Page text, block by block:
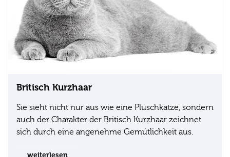
Britisch Kurzhaar
Sie sieht nicht nur aus wie eine Plüschkatze, sondern
auch der Charakter der Britisch Kurzhaar zeichnet
sich durch eine angenehme Gemütlichkeit aus.
weiterlesen